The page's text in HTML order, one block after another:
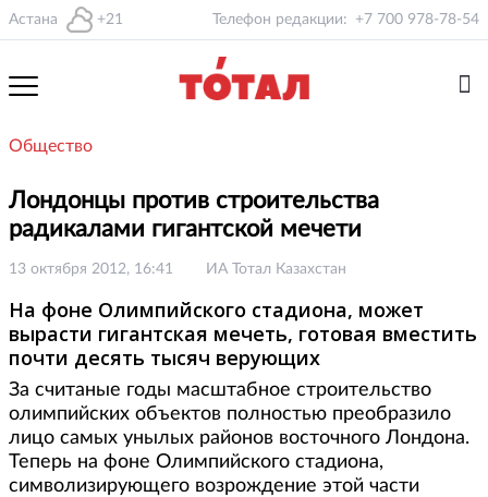
Астана +21 Телефон редакции: +7 700 978-78-54
Общество
Лондонцы против строительства
радикалами гигантской мечети
13 октября 2012, 16:41 ИА Тотал Казахстан
На фоне Олимпийского стадиона, может
вырасти гигантская мечеть, готовая вместить
почти десять тысяч верующих
За считаные годы масштабное строительство
олимпийских объектов полностью преобразило
лицо самых унылых районов восточного Лондона.
Теперь на фоне Олимпийского стадиона,
символизирующего возрождение этой части